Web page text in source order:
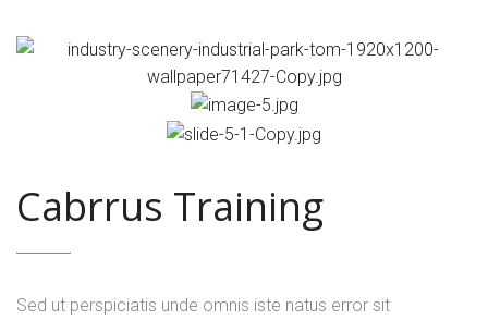
Cabrrus Training
Sed ut perspiciatis unde omnis iste natus error sit